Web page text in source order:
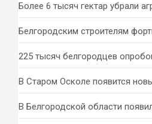
Более 6 тысяч гектар убрали
Белгородским строителям
225 тысяч белгородцев
В Старом Осколе появится
В Белгородской области